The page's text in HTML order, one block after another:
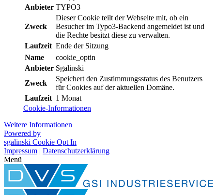
Anbieter TYPO3
Zweck
Dieser Cookie teilt der Webseite mit, ob ein
Besucher im Typo3-Backend angemeldet ist und
die Rechte besitzt diese zu verwalten.
Laufzeit Ende der Sitzung
Name
cookie_optin
Anbieter Sgalinski
Zweck
Speichert den Zustimmungsstatus des Benutzers
für Cookies auf der aktuellen Domäne.
Laufzeit 1 Monat
Cookie-Informationen
Weitere Informationen
Powered by
sgalinski Cookie Opt In
Impressum | Datenschutzerklärung
Menü